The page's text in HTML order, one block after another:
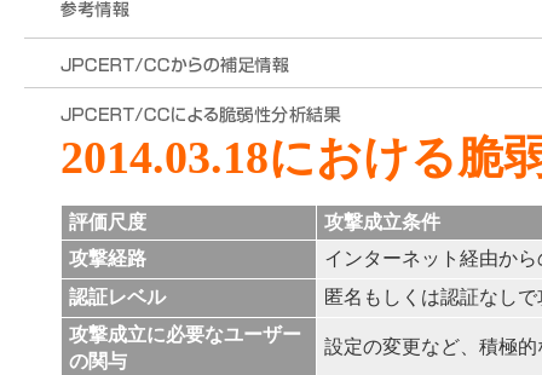
2014.03.18における脆
評価尺度
攻撃成立条件
攻撃経路
インターネット経由か
認証レベル
匿名もしくは認証なし
攻撃成立に必要なユーザー
の関与
設定の変更など、積極